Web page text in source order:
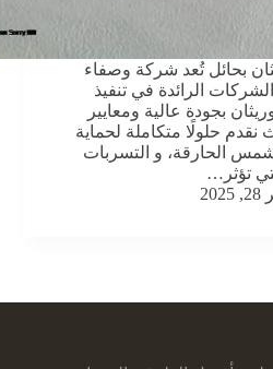
بحائل تُعد شركة وصفاء
الرائدة في تنفيذ
بجودة عالية ومعايير
نقدم حلولًا متكاملة لحماية
الحارقة، و التسربات
تؤثر…